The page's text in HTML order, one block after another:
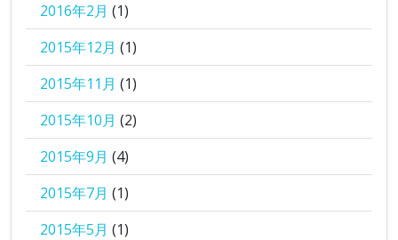
2016年2月 (1)
2015年12月 (1)
2015年11月 (1)
2015年10月 (2)
2015年9月 (4)
2015年7月 (1)
2015年5月 (1)